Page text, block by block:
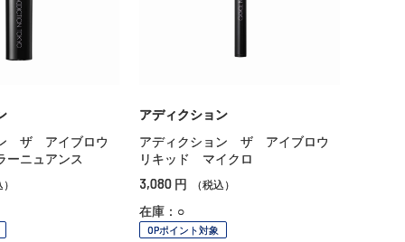
ザ アイブロウ
ニュアンス
アディクション
アディクション ザ アイブロウ
リキッド マイクロ
3,080 円 （税込）
在庫：○
OPポイント対象